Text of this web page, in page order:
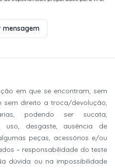
mensagem
em que se encontram, sem
sem direito a troca/devolução,
podendo ser sucata,
uso, desgaste, ausência de
peças, acessórios e/ou
– responsabilidade do teste
dúvida ou na impossibilidade